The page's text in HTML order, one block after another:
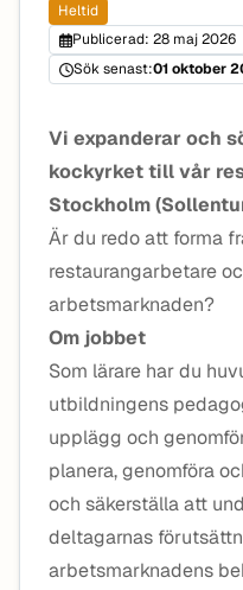
Heltid
Publicerad: 28 maj 2026
Sök senast:01 oktober
Vi expanderar och
kockyrket till vår
Stockholm
Är du redo att forma
restaurangarbetare
arbetsmarknaden?
Om jobbet
Som lärare har du
utbildningens
upplägg och
planera, genomföra
och säkerställa att
deltagarnas
arbetsmarknadens